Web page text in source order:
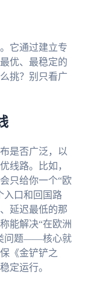
它通过建立专
优、最稳定的
挑？别只看广
是否广泛，以
线路。比如，
只给你一个“欧
入口和回国路
延迟最低的那
能解决“在欧洲
问题——核心就
《金铲铲之
定运行。